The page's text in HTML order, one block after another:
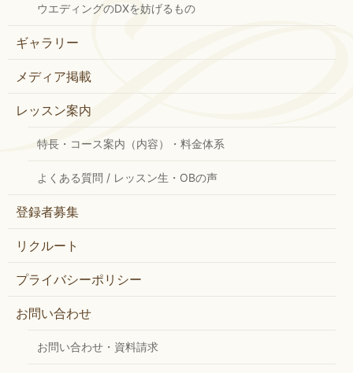
ウエディングのDXを妨げるもの
ギャラリー
メディア掲載
レッスン案内
特長・コース案内（内容）・料金体系
よくある質問 / レッスン生・OBの声
登録者募集
リクルート
プライバシーポリシー
お問い合わせ
お問い合わせ・資料請求